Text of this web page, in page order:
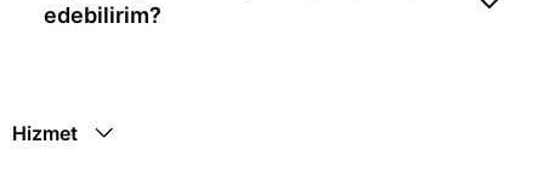
edebilirim?
Hizmet